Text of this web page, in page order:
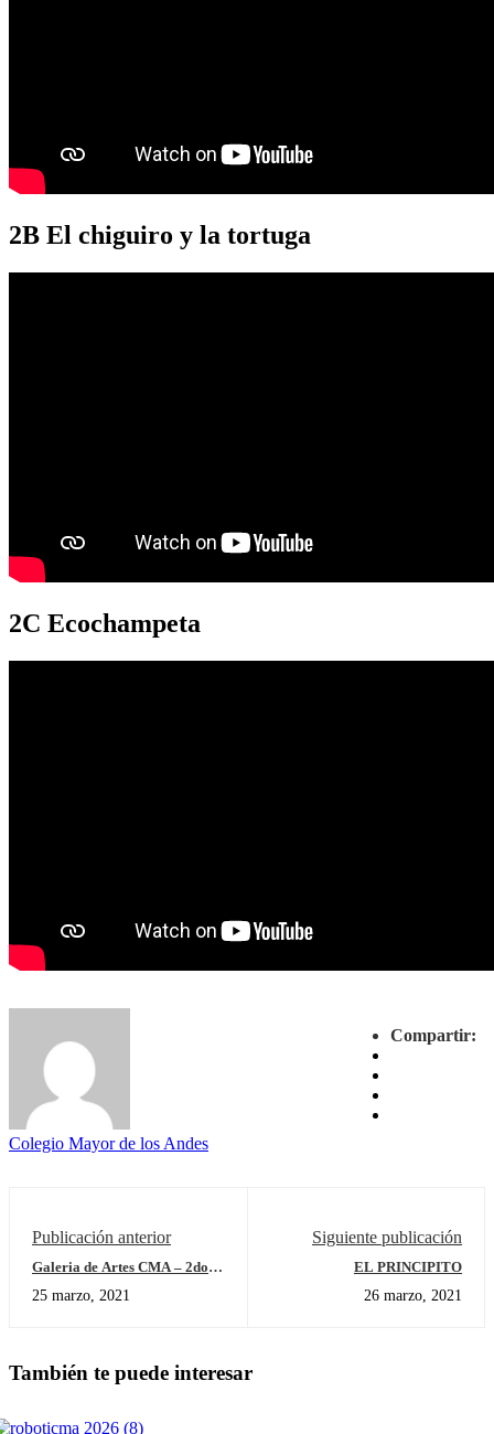
2B El chiguiro y la tortuga
2C Ecochampeta
Compartir:
Colegio Mayor de los Andes
Publicación anterior
Galeria de Artes CMA – 2do
25 marzo, 2021
Siguiente publicación
EL PRINCIPITO
26 marzo, 2021
También te puede interesar